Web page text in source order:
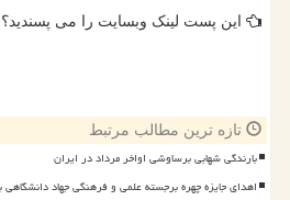
این پست لینک وبسایت را می پسندید؟
تازه ترین مطالب مرتبط
بارندگی شهابی برساوشی اواخر مرداد در ایران
اهدای جایزه چهره برجسته علمی و فرهنگی جهاد دانشگاهی